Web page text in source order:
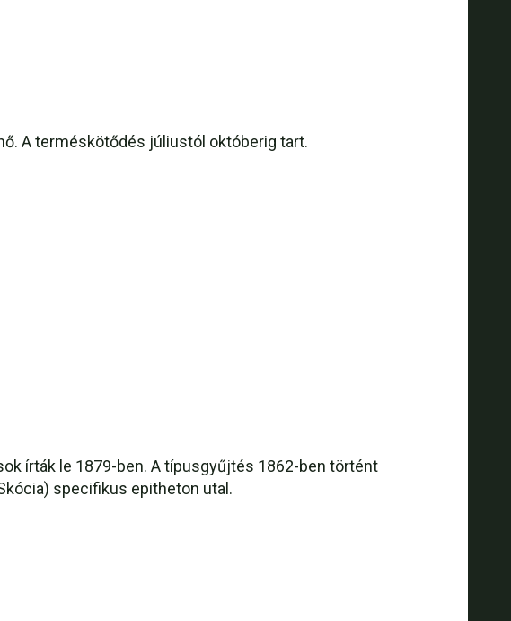
A terméskötődés júliustól októberig tart.
írták le 1879-ben. A típusgyűjtés 1862-ben történt
specifikus epitheton utal.